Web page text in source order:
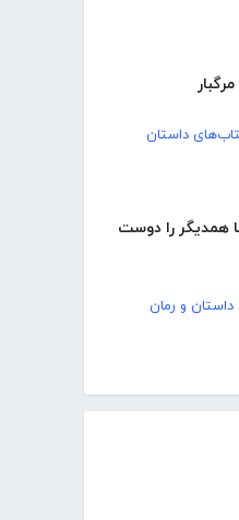
داستان
همدیگر را دوست
و رمان